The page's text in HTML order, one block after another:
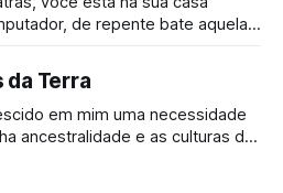
de repente bate aquela
Como comer o pãozinho
tem escapatória, decide sair,
da Terra
em mim uma necessidade
ancestralidade e as culturas da
a arte do #buenvivir. O